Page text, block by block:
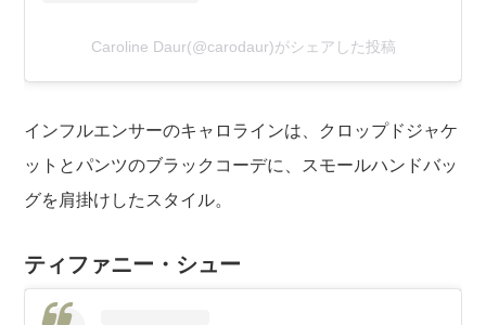
Caroline Daur(@carodaur)がシェアした投稿
インフルエンサーのキャロラインは、クロップドジャケ
ットとパンツのブラックコーデに、スモールハンドバッ
グを肩掛けしたスタイル。
ティファニー・シュー